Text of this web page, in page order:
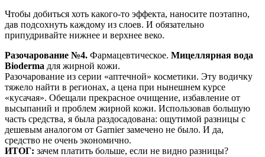
Чтобы добиться хоть какого-то эффекта, наносите поэтапно,
дав подсохнуть каждому из слоев. И обязательно
припудривайте нижнее и верхнее веко.
Разочарование №4. Фармацевтическое. Мицеллярная вода
Bioderma для жирной кожи.
Разочарование из серии «аптечной» косметики. Эту водичку
тяжело найти в регионах, а цена при нынешнем курсе
«кусачая». Обещали прекрасное очищение, избавление от
высыпаний и проблем жирной кожи. Использовав большую
часть средства, я была раздосадована: ощутимой разницы с
дешевым аналогом от Garnier замечено не было. И да,
средство не очень экономично.
ИТОГ: зачем платить больше, если не видно разницы?